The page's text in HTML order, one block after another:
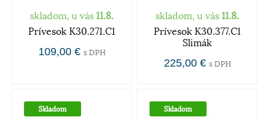
skladom, u vás 11.8.
Prívesok K30.271.C1
109,00 € s DPH
skladom, u vás 11.8.
Prívesok K30.377.C1
Slimák
225,00 € s DPH
Skladom Skladom